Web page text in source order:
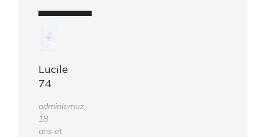
Lucile
74
adminlemuz,
18
ans et